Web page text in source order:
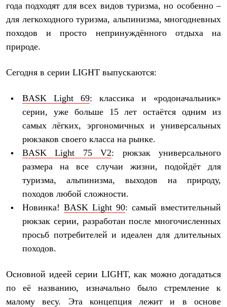
Жилеты
Утепленная синтетикой
Брюки
Штормовая одежда
Куртки
Лёгкая одежда
Рубашки
Футболки
Толстовки
Термобелье
Теплое термобелье
Легкое термобелье
Флисовая одежда
Куртки
Детская одежда
Утепленная пухом
Комбинезоны
Куртки
Брюки
Комбинезоны
Куртки
Брюки
года подходят для всех видов туризма, но особенно –
для легкоходного туризма, альпинизма, многодневных
походов и просто непринуждённого отдыха на
природе.
Сегодня в серии LIGHT выпускаются:
BASK Light 69: классика и «родоначальник»
серии, уже больше 15 лет остаётся одним из
самых лёгких, эргономичных и универсальных
рюкзаков своего класса на рынке.
BASKLight 75V2: рюкзак универсального
размера на все случаи жизни, подойдёт для
туризма, альпинизма, выходов на природу,
походов любой сложности.
Новинка! BASK Light 90: самый вместительный
рюкзак серии, разработан после многочисленных
просьб потребителей и идеален для длительных
походов.
Основной идеей серии LIGHT, как можно догадаться
по её названию, изначально было стремление к
малому весу. Эта концепция лежит и в основе